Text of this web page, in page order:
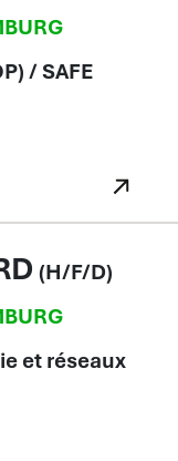
/ SAFE
(H/F/D)
et réseaux